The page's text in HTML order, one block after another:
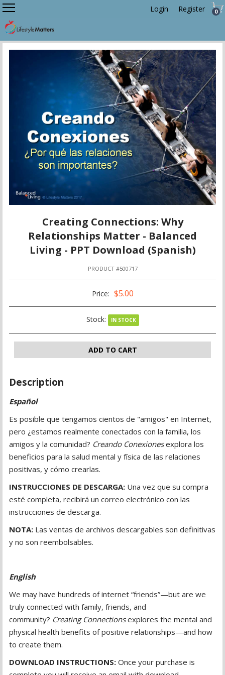
Login Register 0
Creating Connections: Why
Relationships Matter - Balanced
Living - PPT Download (Spanish)
PRODUCT #500717
Price: $5.00
Stock: IN STOCK
ADD TO CART
Description
Español
Es posible que tengamos cientos de "amigos" en Internet,
pero ¿estamos realmente conectados con la familia, los
amigos y la comunidad? Creando Conexionesexplora los
beneficios para la salud mental y física de las relaciones
positivas, y cómo crearlas.
INSTRUCCIONES DE DESCARGA: Una vez que su compra
esté completa, recibirá un correo electrónico con las
instrucciones de descarga.
NOTA: Las ventas de archivos descargables son definitivas
y no son reembolsables.
English
We may have hundreds of internet “friends”—but are we
truly connected with family, friends, and
community? Creating Connectionsexplores the mental and
physical health benefits of positive relationships—and how
to create them.
DOWNLOAD INSTRUCTIONS: Once your purchase is